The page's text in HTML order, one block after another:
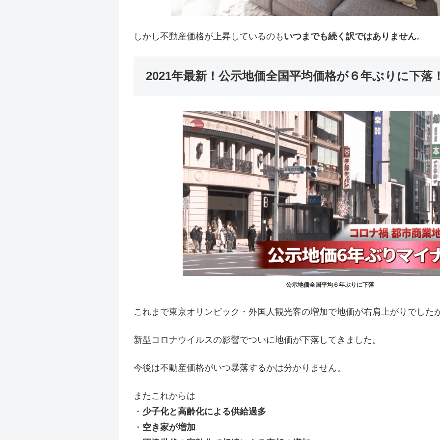
しかし不動産価格が上昇しているのも いつまでも続く訳ではありません。
2021年最新！公示地価全国平均価格が６年ぶりに下落
公示地価全国平均６年ぶりに下落
これまで東京オリンピック・外国人観光客の増加で地価が右肩上がりでした
新型コロナウイルスの影響でついに地価が下落してきました。
今後は不動産価格がいつ暴落するかは分かりません。
またこれからは
・ 少子化と高齢化による供給過多
・ 空き家が増加